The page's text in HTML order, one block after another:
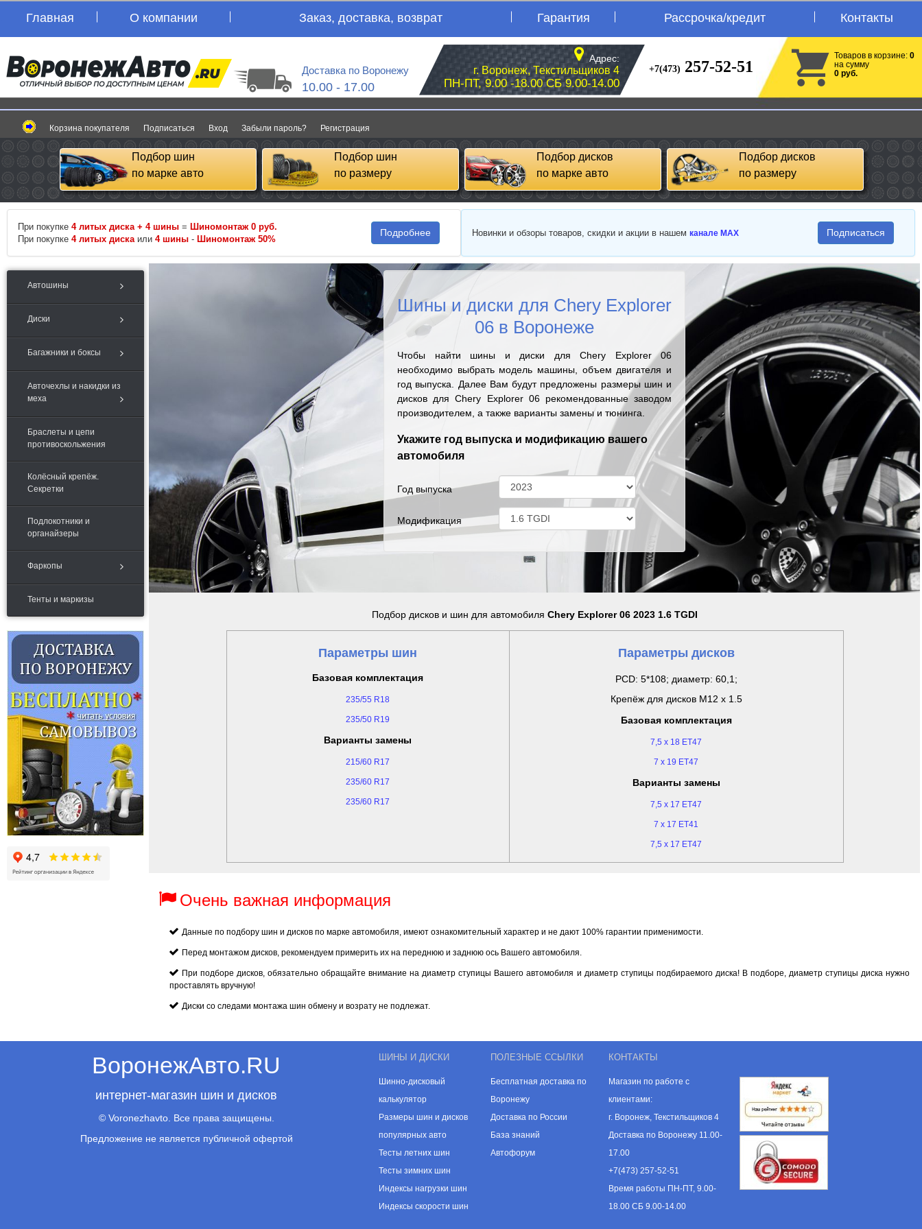
Главная О компании Заказ, доставка, возврат Гарантия Рассрочка/кредит Контакты
Доставка по Воронежу
10.00 - 17.00
Адрес:
г. Воронеж, Текстильщиков 4
ПН-ПТ, 9.00 -18.00 СБ 9.00-14.00
+7(473) 257-52-51
Товаров в корзине: 0
на сумму
0 руб.
Корзина покупателя Подписаться Вход Забыли пароль? Регистрация
Подбор шин
по марке авто
Подбор шин
по размеру
Подбор дисков
по марке авто
Подбор дисков
по размеру
При покупке 4 литых диска + 4 шины = Шиномонтаж 0 руб.
При покупке 4 литых диска или 4 шины - Шиномонтаж 50%
Подробнее Новинки и обзоры товаров, скидки и акции в нашем канале MAX Подписаться
Автошины
Диски
Багажники и боксы
Авточехлы и накидки из
меха
Браслеты и цепи
противоскольжения
Колёсный крепёж.
Секретки
Подлокотники и
органайзеры
Фаркопы
Тенты и маркизы
Шины и диски для Chery Explorer
06 в Воронеже
Чтобы найти шины и диски для Chery Explorer 06
необходимо выбрать модель машины, объем двигателя и
год выпуска. Далее Вам будут предложены размеры шин и
дисков для Chery Explorer 06 рекомендованные заводом
производителем, а также варианты замены и тюнинга.
Укажите год выпуска и модификацию вашего
автомобиля
Год выпуска
Модификация
Подбор дисков и шин для автомобиля Chery Explorer 06 2023 1.6 TGDI
Параметры шин
Базовая комплектация
235/55 R18
235/50 R19
Варианты замены
215/60 R17
235/60 R17
235/60 R17
Параметры дисков
PCD: 5*108; диаметр: 60,1;
Крепёж для дисков M12 x 1.5
Базовая комплектация
7,5 x 18 ET47
7 x 19 ET47
Варианты замены
7,5 x 17 ET47
7 x 17 ET41
7,5 x 17 ET47
Очень важная информация
Данные по подбору шин и дисков по марке автомобиля, имеют ознакомительный характер и не дают 100% гарантии применимости.
Перед монтажом дисков, рекомендуем примерить их на переднюю и заднюю ось Вашего автомобиля.
При подборе дисков, обязательно обращайте внимание на диаметр ступицы Вашего автомобиля и диаметр ступицы подбираемого диска! В подборе, диаметр ступицы диска нужно
проставлять вручную!
Диски со следами монтажа шин обмену и возрату не подлежат.
ВоронежАвто.RU
интернет-магазин шин и дисков
© Voronezhavto. Все права защищены.
Предложение не является публичной офертой
ШИНЫ И ДИСКИ
Шинно-дисковый
калькулятор
Размеры шин и дисков
популярных авто
Тесты летних шин
Тесты зимних шин
Индексы нагрузки шин
Индексы скорости шин
ПОЛЕЗНЫЕ ССЫЛКИ
Бесплатная доставка по
Воронежу
Доставка по России
База знаний
Автофорум
КОНТАКТЫ
Магазин по работе с
клиентами:
г. Воронеж, Текстильщиков 4
Доставка по Воронежу 11.00-
17.00
+7(473) 257-52-51
Время работы ПН-ПТ, 9.00-
18.00 СБ 9.00-14.00